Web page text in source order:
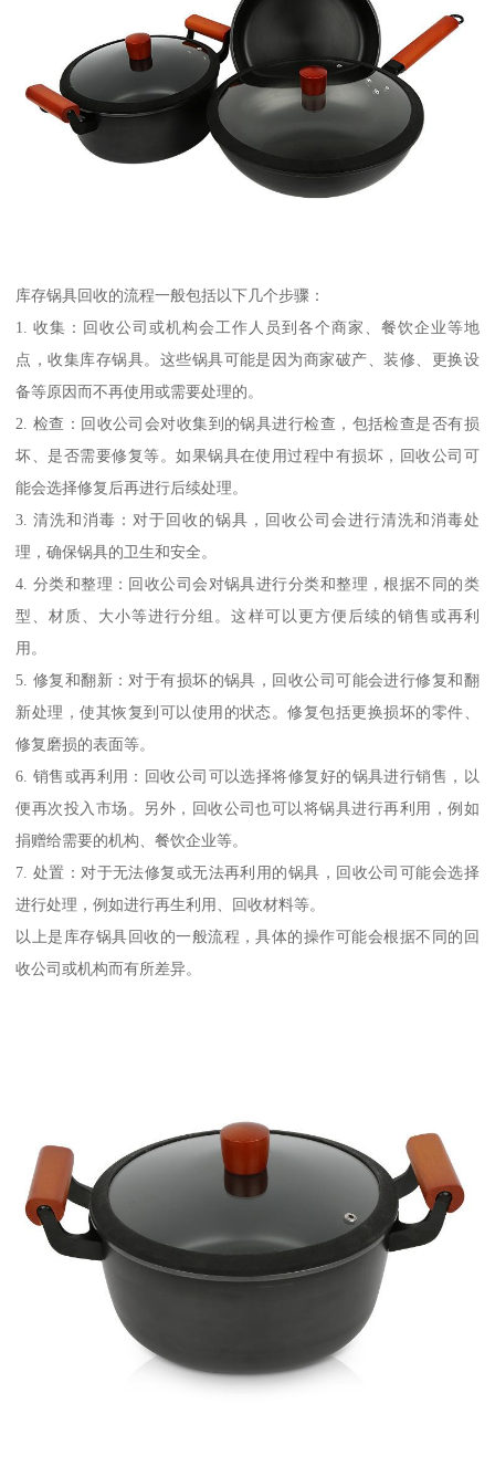
库存锅具回收的流程一般包括以下几个步骤：
1. 收集：回收公司或机构会工作人员到各个商家、餐饮企业等地
点，收集库存锅具。这些锅具可能是因为商家破产、装修、更换设
备等原因而不再使用或需要处理的。
2. 检查：回收公司会对收集到的锅具进行检查，包括检查是否有损
坏、是否需要修复等。如果锅具在使用过程中有损坏，回收公司可
能会选择修复后再进行后续处理。
3. 清洗和消毒：对于回收的锅具，回收公司会进行清洗和消毒处
理，确保锅具的卫生和安全。
4. 分类和整理：回收公司会对锅具进行分类和整理，根据不同的类
型、材质、大小等进行分组。这样可以更方便后续的销售或再利
用。
5. 修复和翻新：对于有损坏的锅具，回收公司可能会进行修复和翻
新处理，使其恢复到可以使用的状态。修复包括更换损坏的零件、
修复磨损的表面等。
6. 销售或再利用：回收公司可以选择将修复好的锅具进行销售，以
便再次投入市场。另外，回收公司也可以将锅具进行再利用，例如
捐赠给需要的机构、餐饮企业等。
7. 处置：对于无法修复或无法再利用的锅具，回收公司可能会选择
进行处理，例如进行再生利用、回收材料等。
以上是库存锅具回收的一般流程，具体的操作可能会根据不同的回
收公司或机构而有所差异。